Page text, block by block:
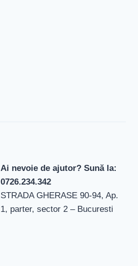
Ai nevoie de ajutor? Sună la:
0726.234.342
STRADA GHERASE 90-94, Ap.
1, parter, sector 2 – Bucuresti